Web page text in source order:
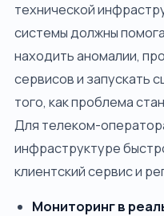
технической
системы должны
находить аномалии,
сервисов и запускать
того, как проблема
Для телеком-
инфраструктуре
клиентский сервис и
Мониторинг в